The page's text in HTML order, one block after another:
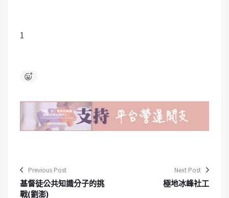
1
Previous Post
基督徒公共知識分子的挑
戰(劉澎)
Next Post
極地冰峰社工